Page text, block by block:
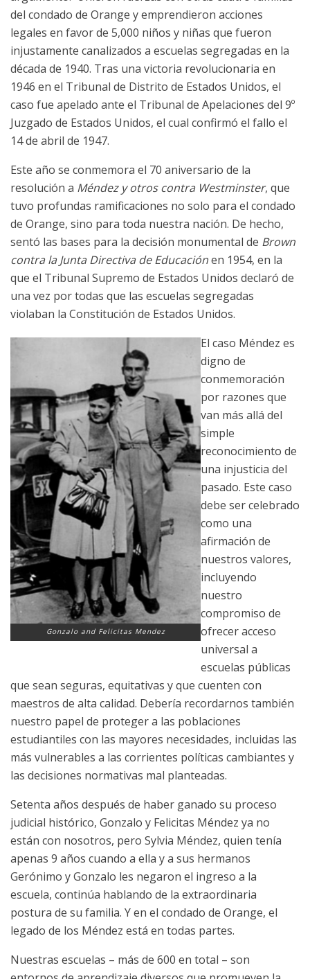
del condado de Orange y emprendieron acciones
legales en favor de 5,000 niños y niñas que fueron
injustamente canalizados a escuelas segregadas en la
década de 1940. Tras una victoria revolucionaria en
1946 en el Tribunal de Distrito de Estados Unidos, el
caso fue apelado ante el Tribunal de Apelaciones del 9º
Juzgado de Estados Unidos, el cual confirmó el fallo el
14 de abril de 1947.
Este año se conmemora el 70 aniversario de la
resolución a Méndez y otros contra Westminster, que
tuvo profundas ramificaciones no solo para el condado
de Orange, sino para toda nuestra nación. De hecho,
sentó las bases para la decisión monumental de Brown
contra la Junta Directiva de Educaciónen 1954, en la
que el Tribunal Supremo de Estados Unidos declaró de
una vez por todas que las escuelas segregadas
violaban la Constitución de Estados Unidos.
Gonzalo and Felicitas Mendez
El caso Méndez es
digno de
conmemoración
por razones que
van más allá del
simple
reconocimiento de
una injusticia del
pasado. Este caso
debe ser celebrado
como una
afirmación de
nuestros valores,
incluyendo
nuestro
compromiso de
ofrecer acceso
universal a
escuelas públicas
que sean seguras, equitativas y que cuenten con
maestros de alta calidad. Debería recordarnos también
nuestro papel de proteger a las poblaciones
estudiantiles con las mayores necesidades, incluidas las
más vulnerables a las corrientes políticas cambiantes y
las decisiones normativas mal planteadas.
Setenta años después de haber ganado su proceso
judicial histórico, Gonzalo y Felicitas Méndez ya no
están con nosotros, pero Sylvia Méndez, quien tenía
apenas 9 años cuando a ella y a sus hermanos
Gerónimo y Gonzalo les negaron el ingreso a la
escuela, continúa hablando de la extraordinaria
postura de su familia. Y en el condado de Orange, el
legado de los Méndez está en todas partes.
Nuestras escuelas – más de 600 en total – son